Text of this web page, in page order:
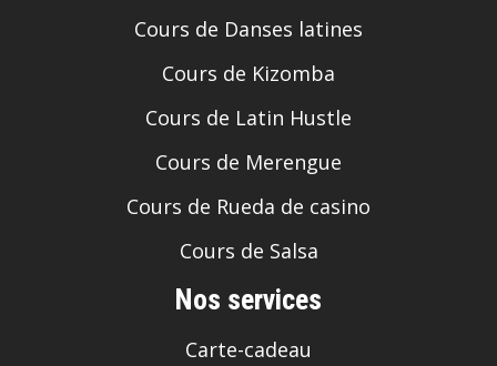
Cours de Danses latines
Cours de Kizomba
Cours de Latin Hustle
Cours de Merengue
Cours de Rueda de casino
Cours de Salsa
Nos services
Carte-cadeau